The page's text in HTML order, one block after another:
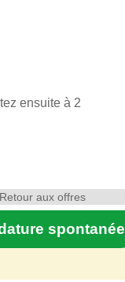
ensuite à 2
spontanée
Retour aux offres